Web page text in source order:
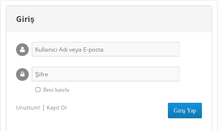
Giriş
Beni hatırla
Unuttum! | Kayıt Ol